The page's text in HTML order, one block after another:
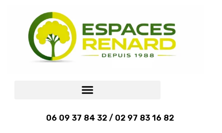
06 09 37 84 32 / 02 97 83 16 82